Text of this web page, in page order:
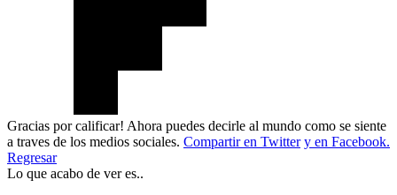
Gracias por calificar! Ahora puedes decirle al mundo como se siente
a traves de los medios sociales. Compartir en Twitter y en Facebook.
Regresar
Lo que acabo de ver es..